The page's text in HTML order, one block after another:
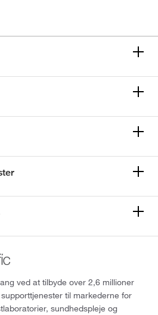
ved at tilbyde over 2,6 millioner
til markederne for
sundhedspleje og